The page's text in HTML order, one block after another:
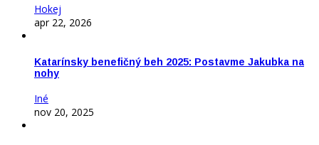
Hokej
apr 22, 2026
Katarínsky benefičný beh 2025: Postavme Jakubka na
nohy
Iné
nov 20, 2025